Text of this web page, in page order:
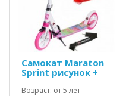
Самокат Maraton
Sprint рисунок +
Led фонарик
Возраст: от 5 лет